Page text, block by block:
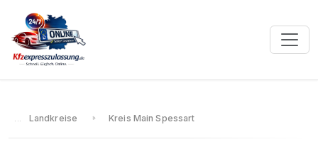
Landkreise Kreis Main Spessart